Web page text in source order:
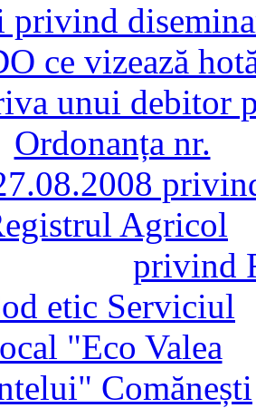
privind
ce vizează
unui debitor
privind